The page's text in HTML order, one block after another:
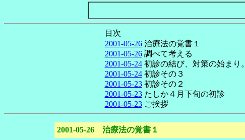
目次
2001-05-26治療法の覚書１
2001-05-26調べて考える
2001-05-24初診の結び、対策の始まり。
2001-05-24初診その３
2001-05-23初診その２
2001-05-23たしか４月下旬の初診
2001-05-23ご挨拶
2001-05-26 治療法の覚書１